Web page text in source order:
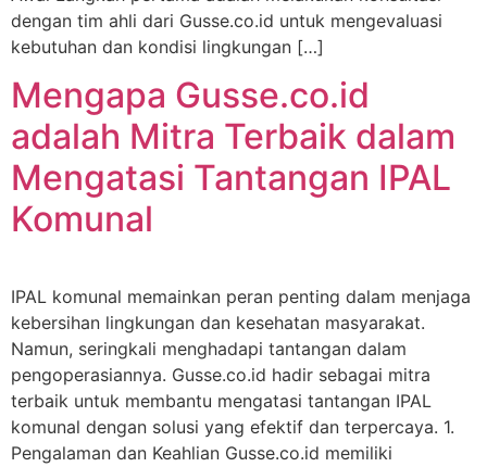
dengan tim ahli dari Gusse.co.id untuk mengevaluasi
kebutuhan dan kondisi lingkungan […]
Mengapa Gusse.co.id
adalah Mitra Terbaik dalam
Mengatasi Tantangan IPAL
Komunal
IPAL komunal memainkan peran penting dalam menjaga
kebersihan lingkungan dan kesehatan masyarakat.
Namun, seringkali menghadapi tantangan dalam
pengoperasiannya. Gusse.co.id hadir sebagai mitra
terbaik untuk membantu mengatasi tantangan IPAL
komunal dengan solusi yang efektif dan terpercaya. 1.
Pengalaman dan Keahlian Gusse.co.id memiliki